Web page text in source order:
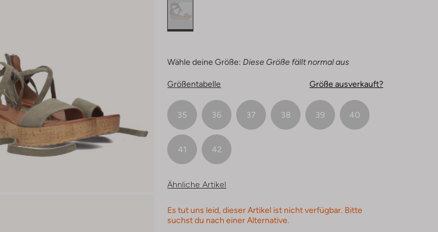
Wähle deine Größe: Diese Größe fällt normal aus
Größentabelle Größe ausverkauft?
35 36 37 38 39 40
41 42
Ähnliche Artikel
Es tut uns leid, dieser Artikel ist nicht verfügbar. Bitte
suchst du nach einer Alternative.